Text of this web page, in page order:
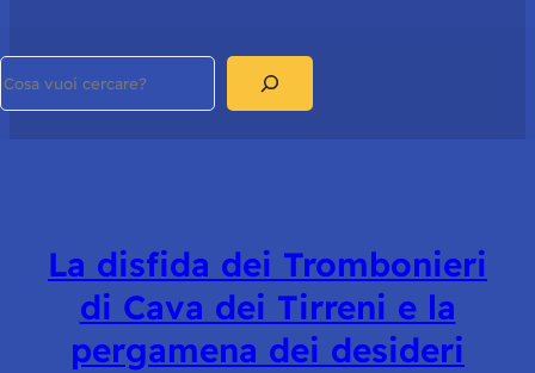
La disfida dei Trombonieri
di Cava dei Tirreni e la
pergamena dei desideri